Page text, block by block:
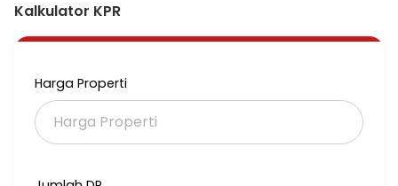
Harga 7.75M Nego
*snia
Kalkulator KPR
Harga Properti